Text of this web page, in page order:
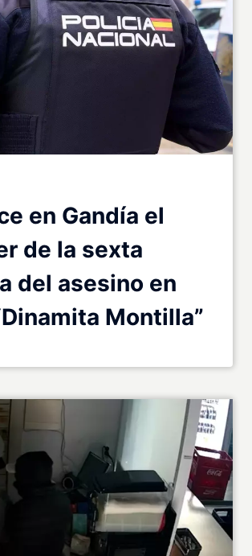
en Gandía el
de la sexta
del asesino en
Montilla”